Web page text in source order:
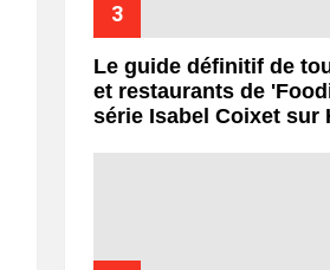
Le guide définitif de
et restaurants de
série Isabel Coixet sur